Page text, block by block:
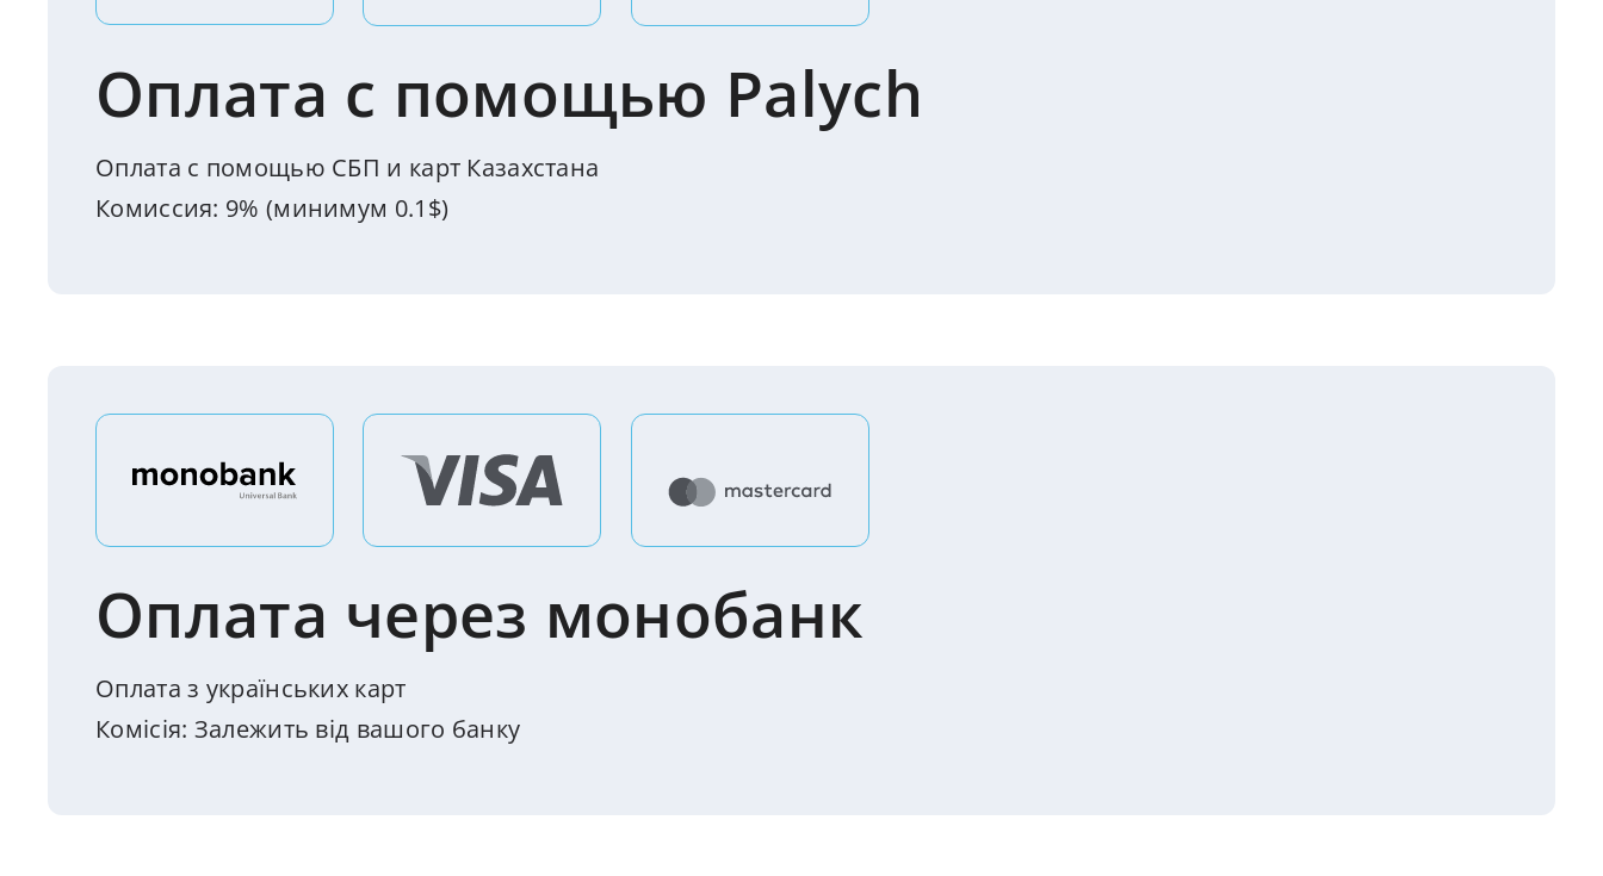
Оплата с помощью Palych
Оплата с помощью СБП и карт Казахстана
Комиссия: 9% (минимум 0.1$)
Оплата через монобанк
Оплата з українських карт
Комісія: Залежить від вашого банку